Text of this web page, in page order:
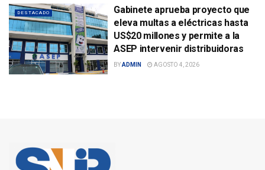
DESTACADO
Gabinete aprueba proyecto que
eleva multas a eléctricas hasta
US$20 millones y permite a la
ASEP intervenir distribuidoras
BYADMIN AGOSTO 4, 2026